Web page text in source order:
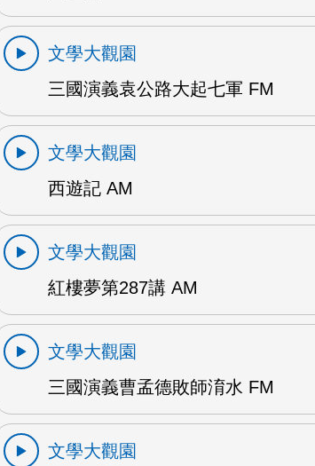
文學大觀園
三國演義袁公路大起七軍 FM
文學大觀園
西遊記 AM
文學大觀園
紅樓夢第287講 AM
文學大觀園
三國演義曹孟德敗師淯水 FM
文學大觀園